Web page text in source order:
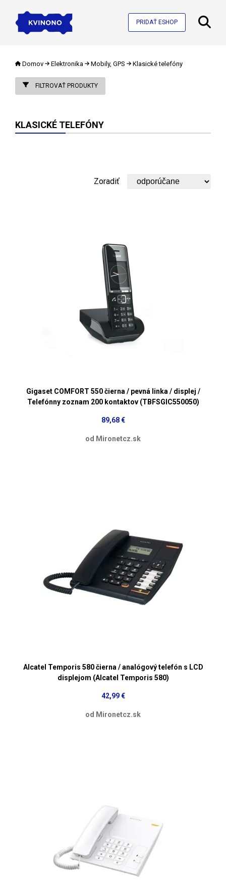
PRIDAŤ ESHOP
Domov Elektronika Mobily, GPS Klasické telefóny
FILTROVAŤ PRODUKTY
KLASICKÉ TELEFÓNY
Zoradiť
Gigaset COMFORT 550 čierna / pevná linka / displej /
Telefónny zoznam 200 kontaktov (TBFSGIC550050)
89,68 €
od Mironetcz.sk
Alcatel Temporis 580 čierna / analógový telefón s LCD
displejom (Alcatel Temporis 580)
42,99 €
od Mironetcz.sk